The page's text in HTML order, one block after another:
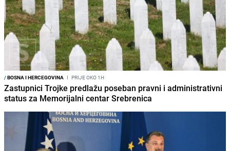
/BOSNA I HERCEGOVINA I PRIJE OKO 1H
Zastupnici Trojke predlažu poseban pravni i administrativni
status za Memorijalni centar Srebrenica